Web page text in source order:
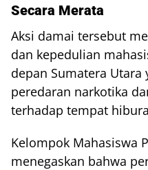
Secara Merata
Aksi damai tersebut
dan kepedulian
depan Sumatera Utara
peredaran narkotika
terhadap tempat
Kelompok Mahasiswa
menegaskan bahwa